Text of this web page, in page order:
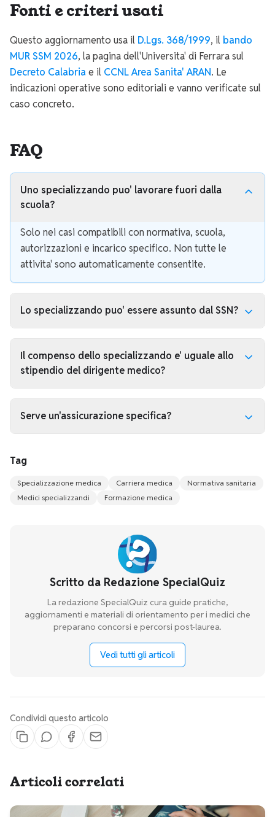
Fonti e criteri usati
Questo aggiornamento usa il D.Lgs. 368/1999, il bando
MUR SSM 2026, la pagina dell'Universita' di Ferrara sul
Decreto Calabriae il CCNL Area Sanita' ARAN. Le
indicazioni operative sono editoriali e vanno verificate sul
caso concreto.
FAQ
Uno specializzando puo' lavorare fuori dalla
scuola?
Solo nei casi compatibili con normativa, scuola,
autorizzazioni e incarico specifico. Non tutte le
attivita' sono automaticamente consentite.
Lo specializzando puo' essere assunto dal SSN?
Esistono strumenti e deroghe, come quelli collegati al
Decreto Calabria, ma servono requisiti, coerenza con
la disciplina e condizioni previste dall'avviso o
dall'accordo applicabile.
Il compenso dello specializzando e' uguale allo
stipendio del dirigente medico?
No. Il contratto di formazione specialistica e' diverso
dal rapporto di lavoro da dirigente medico. Per la
Serve un'assicurazione specifica?
copertura per responsabilita' professionale, eventuale
Tag
Specializzazione medica Carriera medica
Normativa sanitaria
Medici specializzandi
Formazione medica
Scritto da Redazione SpecialQuiz
La redazione SpecialQuiz cura guide pratiche,
aggiornamenti e materiali di orientamento per i medici che
preparano concorsi e percorsi post-laurea.
Vedi tutti gli articoli
Condividi questo articolo
Articoli correlati